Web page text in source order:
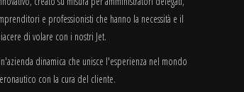
e professionisti che hanno la necessità e il
di volare con i nostri Jet.
dinamica che unisce l'esperienza nel mondo
con la cura del cliente.